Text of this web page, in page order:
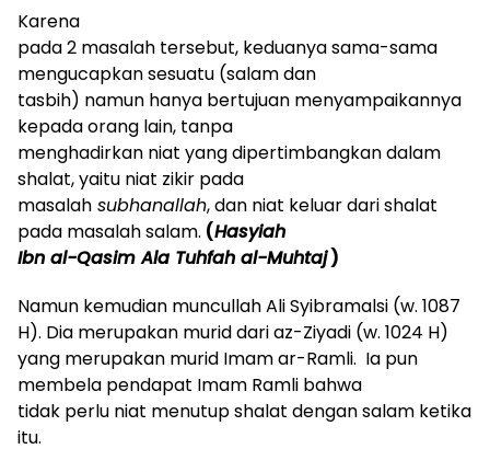
Karena
pada 2 masalah tersebut, keduanya sama-sama
mengucapkan sesuatu (salam dan
tasbih) namun hanya bertujuan menyampaikannya
kepada orang lain, tanpa
menghadirkan niat yang dipertimbangkan dalam
shalat, yaitu niat zikir pada
masalah subhanallah, dan niat keluar dari shalat
pada masalah salam. (Hasyiah
Ibn al-Qasim Ala Tuhfah al-Muhtaj)
Namun kemudian muncullah Ali Syibramalsi (w. 1087
H). Dia merupakan murid dari az-Ziyadi (w. 1024 H)
yang merupakan murid Imam ar-Ramli. Ia pun
membela pendapat Imam Ramli bahwa
tidak perlu niat menutup shalat dengan salam ketika
itu.